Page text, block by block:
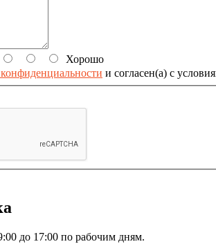
Хорошо
и согласен(а) с
до 17:00 по рабочим дням.